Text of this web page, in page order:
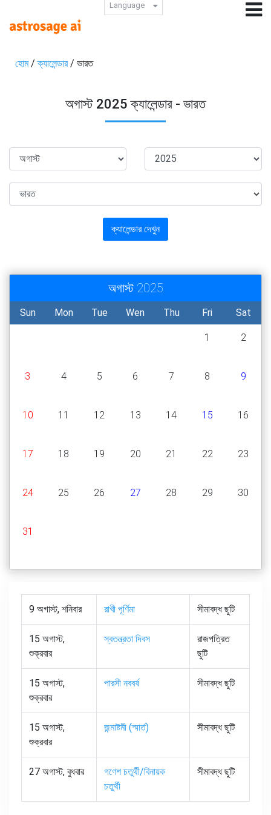
Language
হোম /ক্যালেন্ডার/ ভারত
অগাস্ট 2025 ক্যালেন্ডার - ভারত
অগাস্ট 2025
Sun Mon Tue Wen Thu Fri Sat
1 2
3 4 5 6 7 8 9
10 11 12 13 14 15 16
17 18 19 20 21 22 23
24 25 26 27 28 29 30
31
9 অগাস্ট, শনিবার রাখী পূর্ণিমা সীমাবদ্ধ ছুটি
15 অগাস্ট,
শুক্রবার
স্বতন্ত্রতা দিবস
রাজপত্রিত
ছুটি
15 অগাস্ট,
শুক্রবার
পারসী নববর্ষ সীমাবদ্ধ ছুটি
15 অগাস্ট,
শুক্রবার
জন্মাষ্টমী (স্মার্ত) সীমাবদ্ধ ছুটি
27 অগাস্ট, বুধবার
গণেশ চতুর্থী/বিনায়ক
চতুর্থী
সীমাবদ্ধ ছুটি